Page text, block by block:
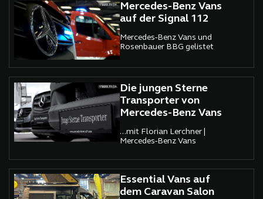
Mercedes-Benz Vans
auf der Signal 112
Mercedes-Benz Vans und
Rosenbauer BBG gelistet
Die jungen Sterne
Transporter von
Mercedes-Benz Vans
...mit Florian Lerchner |
Mercedes-Benz Vans
Essential Vans auf
dem Caravan Salon